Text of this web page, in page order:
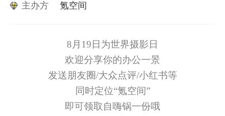
主办方 氪空间
8月19日为世界摄影日
欢迎分享你的办公一景
发送朋友圈/大众点评/小红书等
同时定位“氪空间”
即可领取自嗨锅一份哦